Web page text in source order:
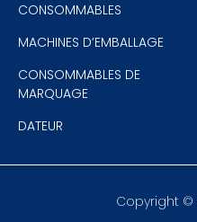
CONSOMMABLES
MACHINES D’EMBALLAGE
CONSOMMABLES DE
MARQUAGE
DATEUR
Copyright ©